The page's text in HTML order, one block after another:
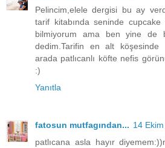
Pelincim,elele dergisi bu ay
tarif kitabında seninde
bilmiyorum ama ben yine de
dedim.Tarifin en alt köşesinde
arada patlıcanlı köfte nefis
:)
Yanıtla
fatosun mutfagından... 14
patlıcana asla hayır